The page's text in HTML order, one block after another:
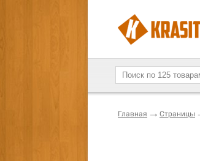
Главная Страницы